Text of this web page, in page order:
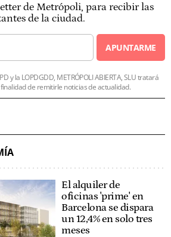
de Metrópoli, para recibir las
de la ciudad.
APUNTARME
y la LOPDGDD, METRÓPOLI ABIERTA, SLU tratará
de remitirle noticias de actualidad.
El alquiler de
oficinas 'prime' en
Barcelona se dispara
un 12,4% en solo tres
meses